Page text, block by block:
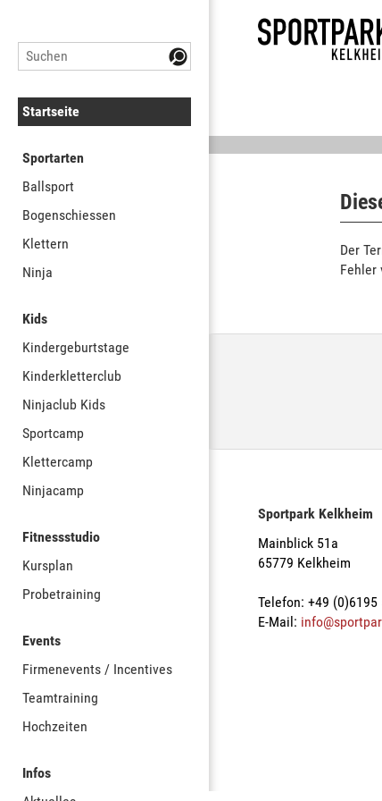
Startseite
Sportarten
Ballsport
Bogenschiessen
Klettern
Ninja
Kids
Kindergeburtstage
Kinderkletterclub
Ninjaclub Kids
Sportcamp
Klettercamp
Ninjacamp
Fitnessstudio
Kursplan
Probetraining
Events
Firmenevents / Incentives
Teamtraining
Hochzeiten
Infos
Der
Fehler
Sportpark Kelkheim
Mainblick 51a
65779 Kelkheim
Telefon: +49 (0)6195
E-Mail: